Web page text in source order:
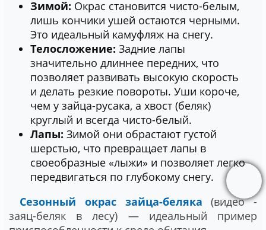
Зимой: Окрас становится чисто-белым,
лишь кончики ушей остаются черными.
Это идеальный камуфляж на снегу.
Телосложение: Задние лапы
значительно длиннее передних, что
позволяет развивать высокую скорость
и делать резкие повороты. Уши короче,
чем у зайца-русака, а хвост (беляк)
круглый и всегда чисто-белый.
Лапы: Зимой они обрастают густой
шерстью, что превращает лапы в
своеобразные «лыжи» и позволяет легко
передвигаться по глубокому снегу.
Сезонный окрас зайца-беляка (видео -
заяц-беляк в лесу) — идеальный пример